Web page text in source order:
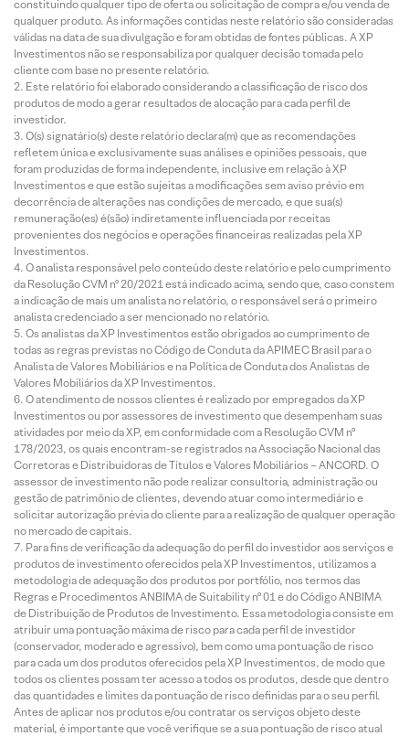
constituindo qualquer tipo de oferta ou solicitação de compra e/ou venda de
qualquer produto. As informações contidas neste relatório são consideradas
válidas na data de sua divulgação e foram obtidas de fontes públicas. A XP
Investimentos não se responsabiliza por qualquer decisão tomada pelo
cliente com base no presente relatório.
Este relatório foi elaborado considerando a classificação de risco dos
produtos de modo a gerar resultados de alocação para cada perfil de
investidor.
O(s) signatário(s) deste relatório declara(m) que as recomendações
refletem única e exclusivamente suas análises e opiniões pessoais, que
foram produzidas de forma independente, inclusive em relação à XP
Investimentos e que estão sujeitas a modificações sem aviso prévio em
decorrência de alterações nas condições de mercado, e que sua(s)
remuneração(es) é(são) indiretamente influenciada por receitas
provenientes dos negócios e operações financeiras realizadas pela XP
Investimentos.
O analista responsável pelo conteúdo deste relatório e pelo cumprimento
da Resolução CVM nº 20/2021 está indicado acima, sendo que, caso constem
a indicação de mais um analista no relatório, o responsável será o primeiro
analista credenciado a ser mencionado no relatório.
Os analistas da XP Investimentos estão obrigados ao cumprimento de
todas as regras previstas no Código de Conduta da APIMEC Brasil para o
Analista de Valores Mobiliários e na Política de Conduta dos Analistas de
Valores Mobiliários da XP Investimentos.
O atendimento de nossos clientes é realizado por empregados da XP
Investimentos ou por assessores de investimento que desempenham suas
atividades por meio da XP, em conformidade com a Resolução CVM nº
178/2023, os quais encontram-se registrados na Associação Nacional das
Corretoras e Distribuidoras de Títulos e Valores Mobiliários – ANCORD. O
assessor de investimento não pode realizar consultoria, administração ou
gestão de patrimônio de clientes, devendo atuar como intermediário e
solicitar autorização prévia do cliente para a realização de qualquer operação
no mercado de capitais.
Para fins de verificação da adequação do perfil do investidor aos serviços e
produtos de investimento oferecidos pela XP Investimentos, utilizamos a
metodologia de adequação dos produtos por portfólio, nos termos das
Regras e Procedimentos ANBIMA de Suitability nº 01 e do Código ANBIMA
de Distribuição de Produtos de Investimento. Essa metodologia consiste em
atribuir uma pontuação máxima de risco para cada perfil de investidor
(conservador, moderado e agressivo), bem como uma pontuação de risco
para cada um dos produtos oferecidos pela XP Investimentos, de modo que
todos os clientes possam ter acesso a todos os produtos, desde que dentro
das quantidades e limites da pontuação de risco definidas para o seu perfil.
Antes de aplicar nos produtos e/ou contratar os serviços objeto deste
material, é importante que você verifique se a sua pontuação de risco atual